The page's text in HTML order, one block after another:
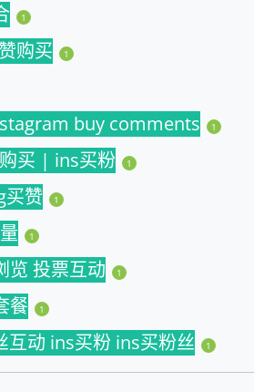
1
购买 1
buy comments 1
买 | ins买粉 1
买赞 1
1
览 投票互动 1
餐 1
互动 ins买粉 ins买粉丝 1